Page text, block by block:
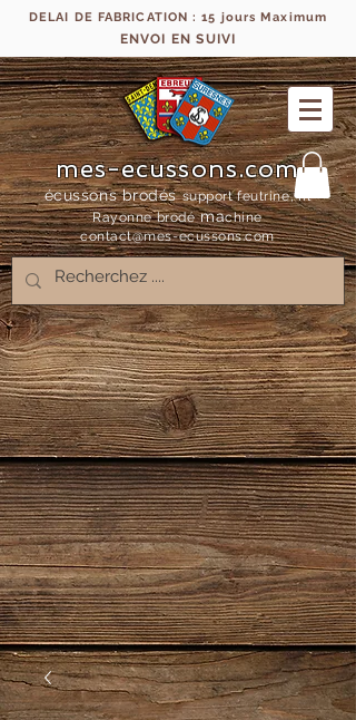
DELAI DE FABRICATION : 15 jours Maximum
ENVOI EN SUIVI
mes-ecussons.com
écussons brodés support feutrine, fil
Rayonne brodémachine
contact@mes-ecussons.com